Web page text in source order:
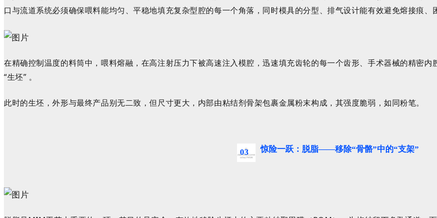
口与流道系统必须确保喂料能均匀、平稳地填充复杂型腔的每一个角落，同时模具的分型、排气设计能有效避免熔接痕、
在精确控制温度的料筒中，喂料熔融，在高注射压力下被高速注入模腔，迅速填充齿轮的每一个齿形、手术器械的精密
“生坯” 。
此时的生坯，外形与最终产品别无二致，但尺寸更大， 内部由粘结剂骨架包裹金属粉末构成，其强度脆弱，如同粉笔。
03 惊险一跃：脱脂——移除“骨骼”中的“支架”